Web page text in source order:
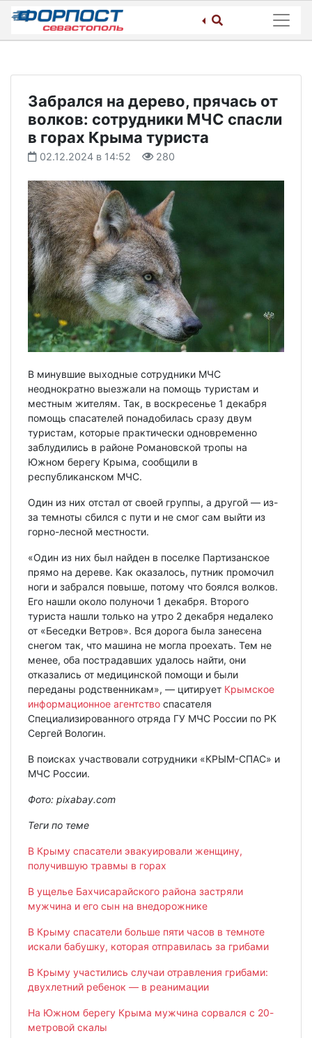
Skip
content
Забрался на дерево, прячась от
волков: сотрудники МЧС спасли
в горах Крыма туриста
02.12.2024 в 14:52 280
В минувшие выходные сотрудники МЧС
неоднократно выезжали на помощь туристам и
местным жителям. Так, в воскресенье 1 декабря
помощь спасателей понадобилась сразу двум
туристам, которые практически одновременно
заблудились в районе Романовской тропы на
Южном берегу Крыма, сообщили в
республиканском МЧС.
Один из них отстал от своей группы, а другой — из-
за темноты сбился с пути и не смог сам выйти из
горно-лесной местности.
«Один из них был найден в поселке Партизанское
прямо на дереве. Как оказалось, путник промочил
ноги и забрался повыше, потому что боялся волков.
Его нашли около полуночи 1 декабря. Второго
туриста нашли только на утро 2 декабря недалеко
от «Беседки Ветров». Вся дорога была занесена
снегом так, что машина не могла проехать. Тем не
менее, оба пострадавших удалось найти, они
отказались от медицинской помощи и были
переданы родственникам», — цитирует Крымское
информационное агентство спасателя
Специализированного отряда ГУ МЧС России по РК
Сергей Вологин.
В поисках участвовали сотрудники «КРЫМ-СПАС» и
МЧС России.
Фото: pixabay.com
Теги по теме
В Крыму спасатели эвакуировали женщину,
получившую травмы в горах
В ущелье Бахчисарайского района застряли
мужчина и его сын на внедорожнике
В Крыму спасатели больше пяти часов в темноте
искали бабушку, которая отправилась за грибами
В Крыму участились случаи отравления грибами:
двухлетний ребенок — в реанимации
На Южном берегу Крыма мужчина сорвался с 20-
метровой скалы